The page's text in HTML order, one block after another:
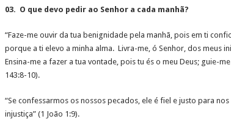
03. O que devo pedir ao Senhor a cada manhã?
“Faze-me ouvir da tua benignidade pela manhã, pois em ti
porque a ti elevo a minha alma. Livra-me, ó Senhor, dos meus
Ensina-me a fazer a tua vontade, pois tu és o meu Deus; guie-
143:8-10).
“Se confessarmos os nossos pecados, ele é fiel e justo para
injustiça” (1 João 1:9).